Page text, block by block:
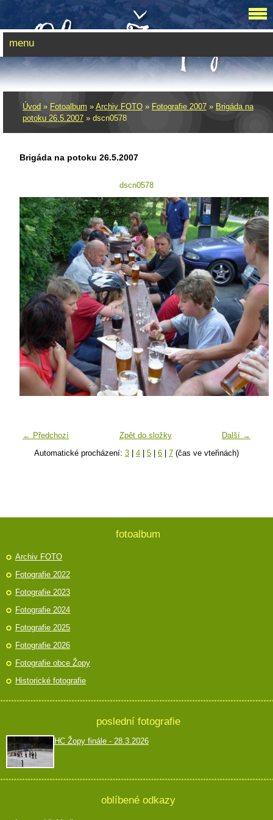
Úvod » Fotoalbum » Archiv FOTO » Fotografie 2007 » Brigáda na
potoku 26.5.2007 » dscn0578
Brigáda na potoku 26.5.2007
dscn0578
← Předchozí Další →
Zpět do složky
Automatické procházení: 3 | 4 | 5 | 6 | 7 (čas ve vteřinách)
menu
fotoalbum
Archiv FOTO
Fotografie 2022
Fotografie 2023
Fotografie 2024
Fotografie 2025
Fotografie 2026
Fotografie obce Žopy
Historické fotografie
poslední fotografie
HC Žopy finále - 28.3.2026
oblíbené odkazy